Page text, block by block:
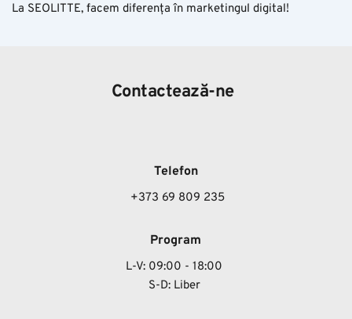
La SEOLITTE, facem diferența în marketingul digital!
Contactează-ne
Telefon
+373 69 809 235
Program
L-V: 09:00 - 18:00
S-D: Liber